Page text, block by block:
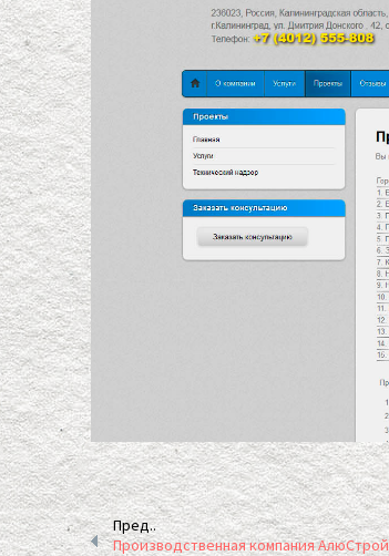
Пред..
Производственная компания АлюСтрой